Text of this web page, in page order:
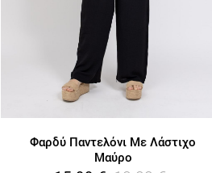
Φαρδύ Παντελόνι Με Λάστιχο
Μαύρο